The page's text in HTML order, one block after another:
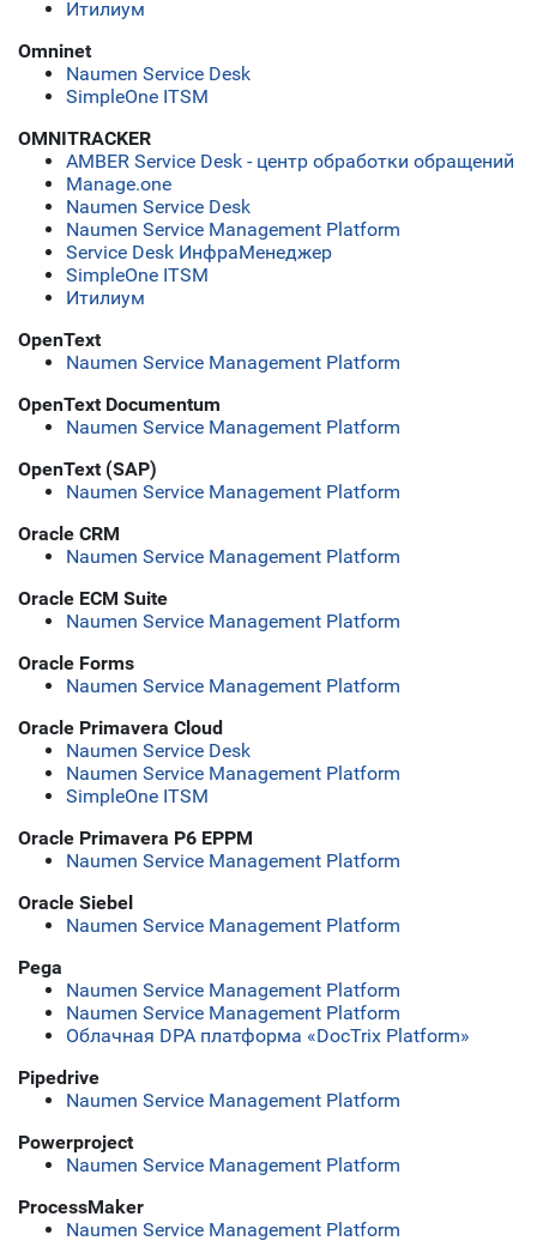
Итилиум
Omninet
Naumen Service Desk
SimpleOne ITSM
OMNITRACKER
AMBER Service Desk - центр обработки обращений
Manage.one
Naumen Service Desk
Naumen Service Management Platform
Service Desk ИнфраМенеджер
SimpleOne ITSM
Итилиум
OpenText
Naumen Service Management Platform
OpenText Documentum
Naumen Service Management Platform
OpenText (SAP)
Naumen Service Management Platform
Oracle CRM
Naumen Service Management Platform
Oracle ECM Suite
Naumen Service Management Platform
Oracle Forms
Naumen Service Management Platform
Oracle Primavera Cloud
Naumen Service Desk
Naumen Service Management Platform
SimpleOne ITSM
Oracle Primavera P6 EPPM
Naumen Service Management Platform
Oracle Siebel
Naumen Service Management Platform
Pega
Naumen Service Management Platform
Naumen Service Management Platform
Облачная DPA платформа «DocTrix Platform»
Pipedrive
Naumen Service Management Platform
Powerproject
Naumen Service Management Platform
ProcessMaker
Naumen Service Management Platform